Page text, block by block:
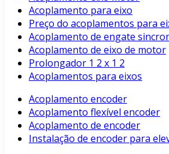
Acoplamento para eixo
Preço do acoplamentos para
Acoplamento de engate
Acoplamento de eixo de motor
Prolongador 1 2 x 1 2
Acoplamentos para eixos
Acoplamento encoder
Acoplamento flexível encoder
Acoplamento de encoder
Instalação de encoder para